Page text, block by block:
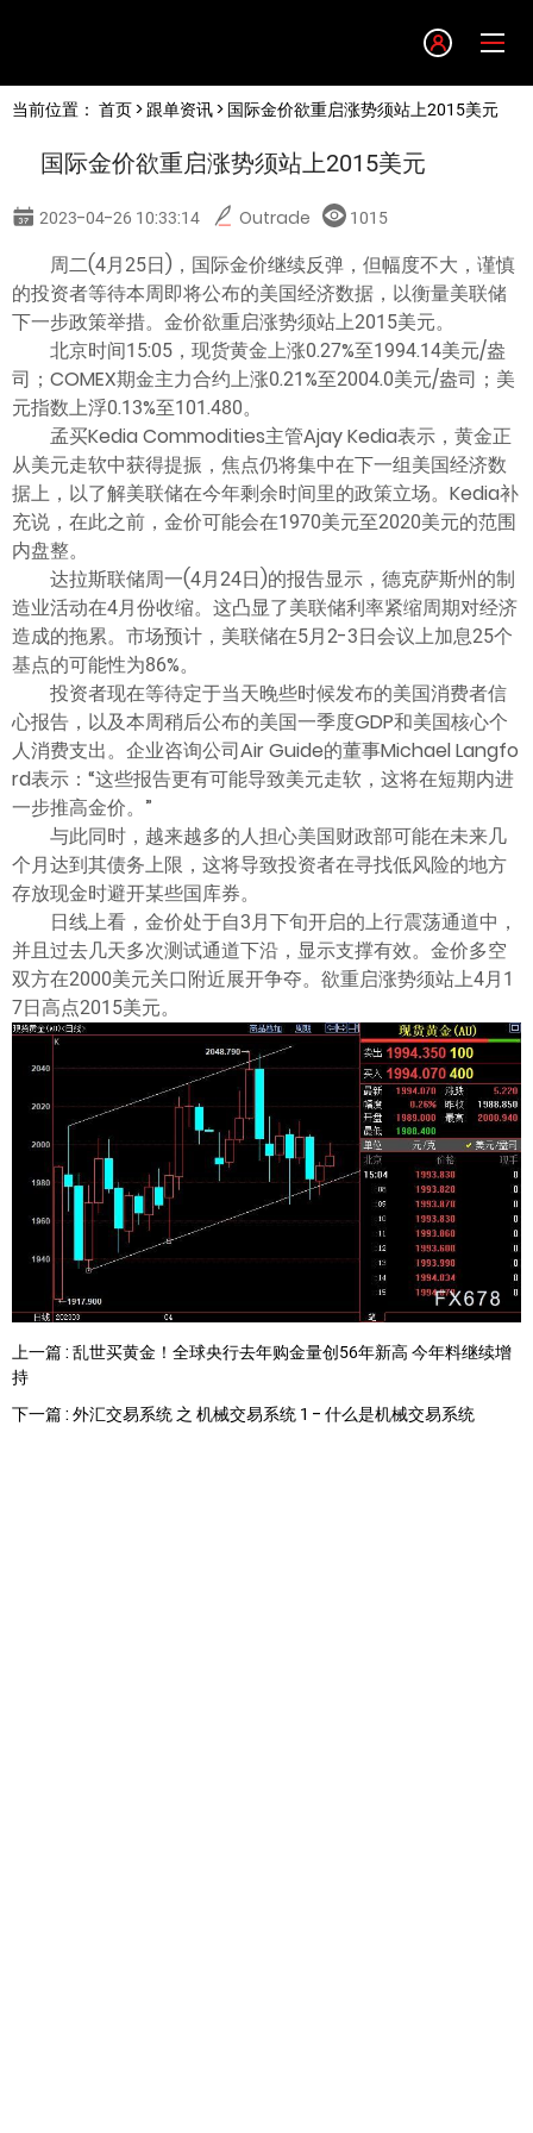
English
繁體中文
한글
日本語
Tiếng việt
ไทย
当前位置： 首页> 跟单资讯> 国际金价欲重启涨势须站上2015美元
国际金价欲重启涨势须站上2015美元
2023-04-26 10:33:14 Outrade 1015
周二(4月25日)，国际金价继续反弹，但幅度不大，谨慎
的投资者等待本周即将公布的美国经济数据，以衡量美联储
下一步政策举措。金价欲重启涨势须站上2015美元。
北京时间15:05，现货黄金上涨0.27%至1994.14美元/盎
司；COMEX期金主力合约上涨0.21%至2004.0美元/盎司；美
元指数上浮0.13%至101.480。
孟买Kedia Commodities主管Ajay Kedia表示，黄金正
从美元走软中获得提振，焦点仍将集中在下一组美国经济数
据上，以了解美联储在今年剩余时间里的政策立场。Kedia补
充说，在此之前，金价可能会在1970美元至2020美元的范围
内盘整。
达拉斯联储周一(4月24日)的报告显示，德克萨斯州的制
造业活动在4月份收缩。这凸显了美联储利率紧缩周期对经济
造成的拖累。市场预计，美联储在5月2-3日会议上加息25个
基点的可能性为86%。
投资者现在等待定于当天晚些时候发布的美国消费者信
心报告，以及本周稍后公布的美国一季度GDP和美国核心个
人消费支出。企业咨询公司Air Guide的董事Michael Langfo
rd表示：“这些报告更有可能导致美元走软，这将在短期内进
一步推高金价。”
与此同时，越来越多的人担心美国财政部可能在未来几
个月达到其债务上限，这将导致投资者在寻找低风险的地方
存放现金时避开某些国库券。
日线上看，金价处于自3月下旬开启的上行震荡通道中，
并且过去几天多次测试通道下沿，显示支撑有效。金价多空
双方在2000美元关口附近展开争夺。欲重启涨势须站上4月1
7日高点2015美元。
上一篇 : 乱世买黄金！全球央行去年购金量创56年新高 今年料继续增
持
下一篇 : 外汇交易系统 之 机械交易系统 1 - 什么是机械交易系统